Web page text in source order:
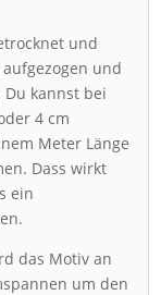
und
und
kannst bei
4 cm
Meter Länge
Dass wirkt
ein
das Motiv an
um den